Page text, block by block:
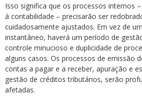
Isso significa que os processos internos
à contabilidade – precisarão ser
cuidadosamente ajustados. Em vez de
instantâneo, haverá um período de
controle minucioso e duplicidade de
alguns casos. Os processos de emissão
contas a pagar e a receber, apuração e
gestão de créditos tributários, serão
afetadas.